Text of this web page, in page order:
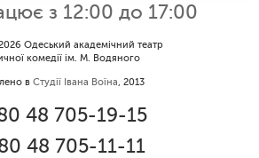
з 12:00 до 17:00
Одеський академічний театр
комедії ім. М. Водяного
в Студії Івана Воїна, 2013
48 705-19-15
48 705-11-11